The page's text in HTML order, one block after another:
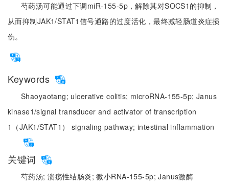
芍药汤可能通过下调miR-155-5p，解除其对SOCS1的抑制，
从而抑制JAK1/STAT1信号通路的过度活化，最终减轻肠道炎症损
伤。
Keywords
Shaoyaotang; ulcerative colitis; microRNA-155-5p;Janus
kinase1/signal transducer and activator of transcription
1（JAK1/STAT1） signaling pathway; intestinal inflammation
关键词
芍药汤;溃疡性结肠炎;微小RNA-155-5p;Janus激酶